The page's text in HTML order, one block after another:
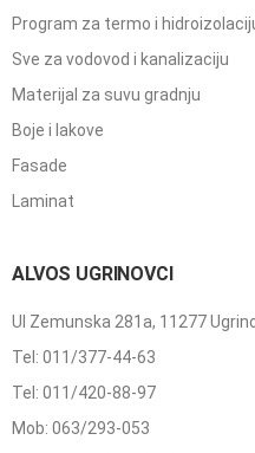
Program za termo i
Sve za vodovod i kanalizaciju
Materijal za suvu gradnju
Boje i lakove
Fasade
Laminat
ALVOS UGRINOVCI
Ul Zemunska 281a, 11277
Tel: 011/377-44-63
Tel: 011/420-88-97
Mob: 063/293-053